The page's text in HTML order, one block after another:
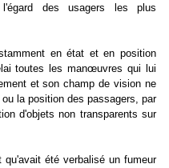
des usagers les plus
en état et en position
toutes les manœuvres qui lui
et son champ de vision ne
la position des passagers, par
d'objets non transparents sur
été verbalisé un fumeur